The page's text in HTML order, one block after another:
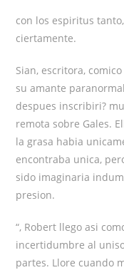
con los espiritus
ciertamente.
Sian, escritora,
su amante
despues inscribiri?
remota sobre Gales.
la grasa habia
encontraba unica,
sido imaginaria
presion.
“, Robert llego asi­
incertidumbre al
partes. Llore cuando